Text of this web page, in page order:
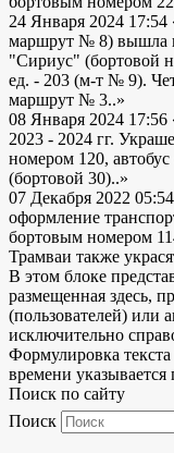
24 Января 2024 17:54
маршрут № 8) вышла
"Сириус" (бортовой
ед. - 203 (м-т № 9).
маршрут № 3..»
08 Января 2024 17:56
2023 - 2024 гг.
номером 120,
(бортовой 30)..»
07 Декабря 2022 05:54
оформление
бортовым номером
Трамваи также
В этом блоке
размещенная здесь,
(пользователей) или
исключительно
Формулировка
времени
Поиск по сайту
Поиск